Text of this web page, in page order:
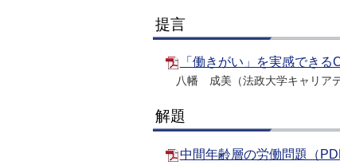
提言
「働きがい」を実感できる
八幡 成美（法政大学キャリア
解題
中間年齢層の労働問題（